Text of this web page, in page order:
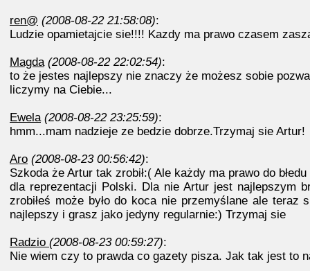
ren@ (2008-08-22 21:58:08):
Ludzie opamietajcie sie!!!! Kazdy ma prawo czasem
Magda (2008-08-22 22:02:54):
to że jestes najlepszy nie znaczy że możesz sobie
liczymy na Ciebie...
Ewela (2008-08-22 23:25:59):
hmm...mam nadzieje ze bedzie dobrze.Trzymaj sie Artur!
Aro (2008-08-23 00:56:42):
Szkoda że Artur tak zrobił:( Ale każdy ma prawo do
dla reprezentacji Polski. Dla nie Artur jest najlepszym
zrobiłeś może było do koca nie przemyślane ale
najlepszy i grasz jako jedyny regularnie:) Trzymaj sie
Radzio (2008-08-23 00:59:27):
Nie wiem czy to prawda co gazety pisza. Jak tak jest to